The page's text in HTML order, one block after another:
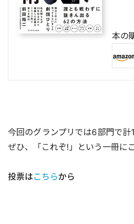
本の
今回のグランプリでは6部門で
ぜひ、「これぞ!」という一冊に
投票はこちらから